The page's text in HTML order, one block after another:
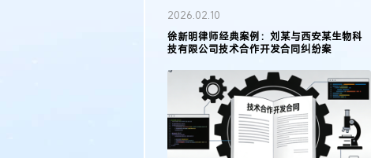
集成电路布图设计
传统文化 更多 >>
2026.02.10
徐新明律师经典案例：刘某与西安某生物科
技有限公司技术合作开发合同纠纷案